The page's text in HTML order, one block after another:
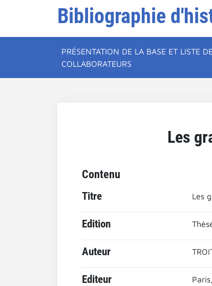
Bibliographie
PRÉSENTATION DE LA BASE ET LISTE
COLLABORATEURS
Les
Contenu
Titre Les
Edition
Auteur
Editeur